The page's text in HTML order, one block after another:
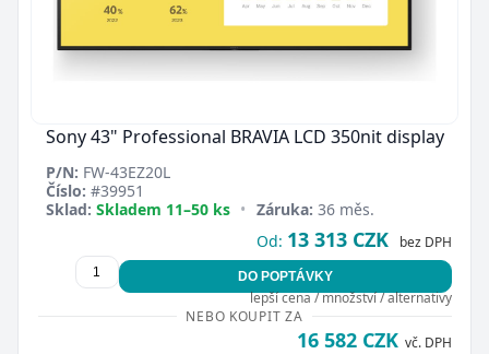
Sony 43" Professional BRAVIA LCD 350nit display
P/N: FW-43EZ20L
Číslo: #39951
Sklad: Skladem 11–50 ks • Záruka: 36 měs.
Od: 13 313 CZK bez DPH
DO POPTÁVKY
lepší cena / množství / alternativy
NEBO KOUPIT ZA
16 582 CZK vč. DPH